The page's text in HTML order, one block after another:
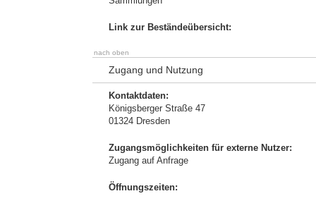
Link zur Beständeübersicht:
nach oben
Zugang und Nutzung
Kontaktdaten:
Königsberger Straße 47
01324 Dresden
Zugangsmöglichkeiten für externe Nutzer:
Zugang auf Anfrage
Öffnungszeiten: